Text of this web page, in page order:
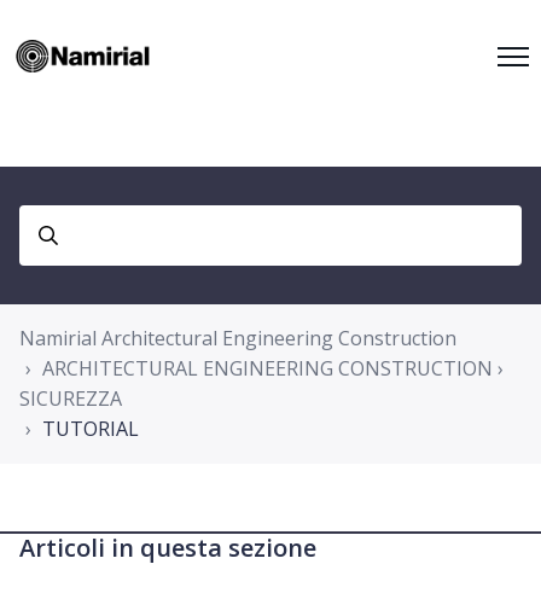
Namirial Architectural Engineering Construction
ARCHITECTURAL ENGINEERING CONSTRUCTION ›
SICUREZZA
TUTORIAL
Articoli in questa sezione